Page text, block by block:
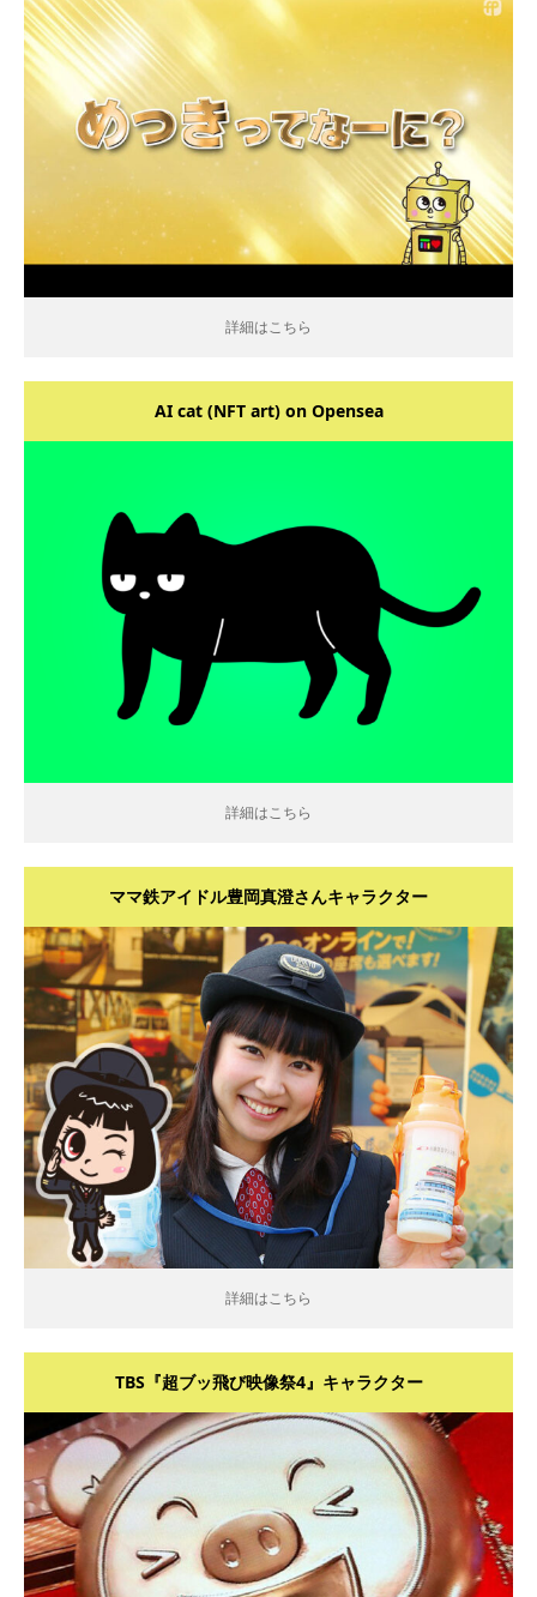
詳細はこちら
詳細はこちら
AI cat (NFT art) on Opensea
詳細はこちら
ママ鉄アイドル豊岡真澄さんキャラクター
詳細はこちら
詳細はこちら
TBS『超ブッ飛び映像祭4』キャラクター
詳細はこちら